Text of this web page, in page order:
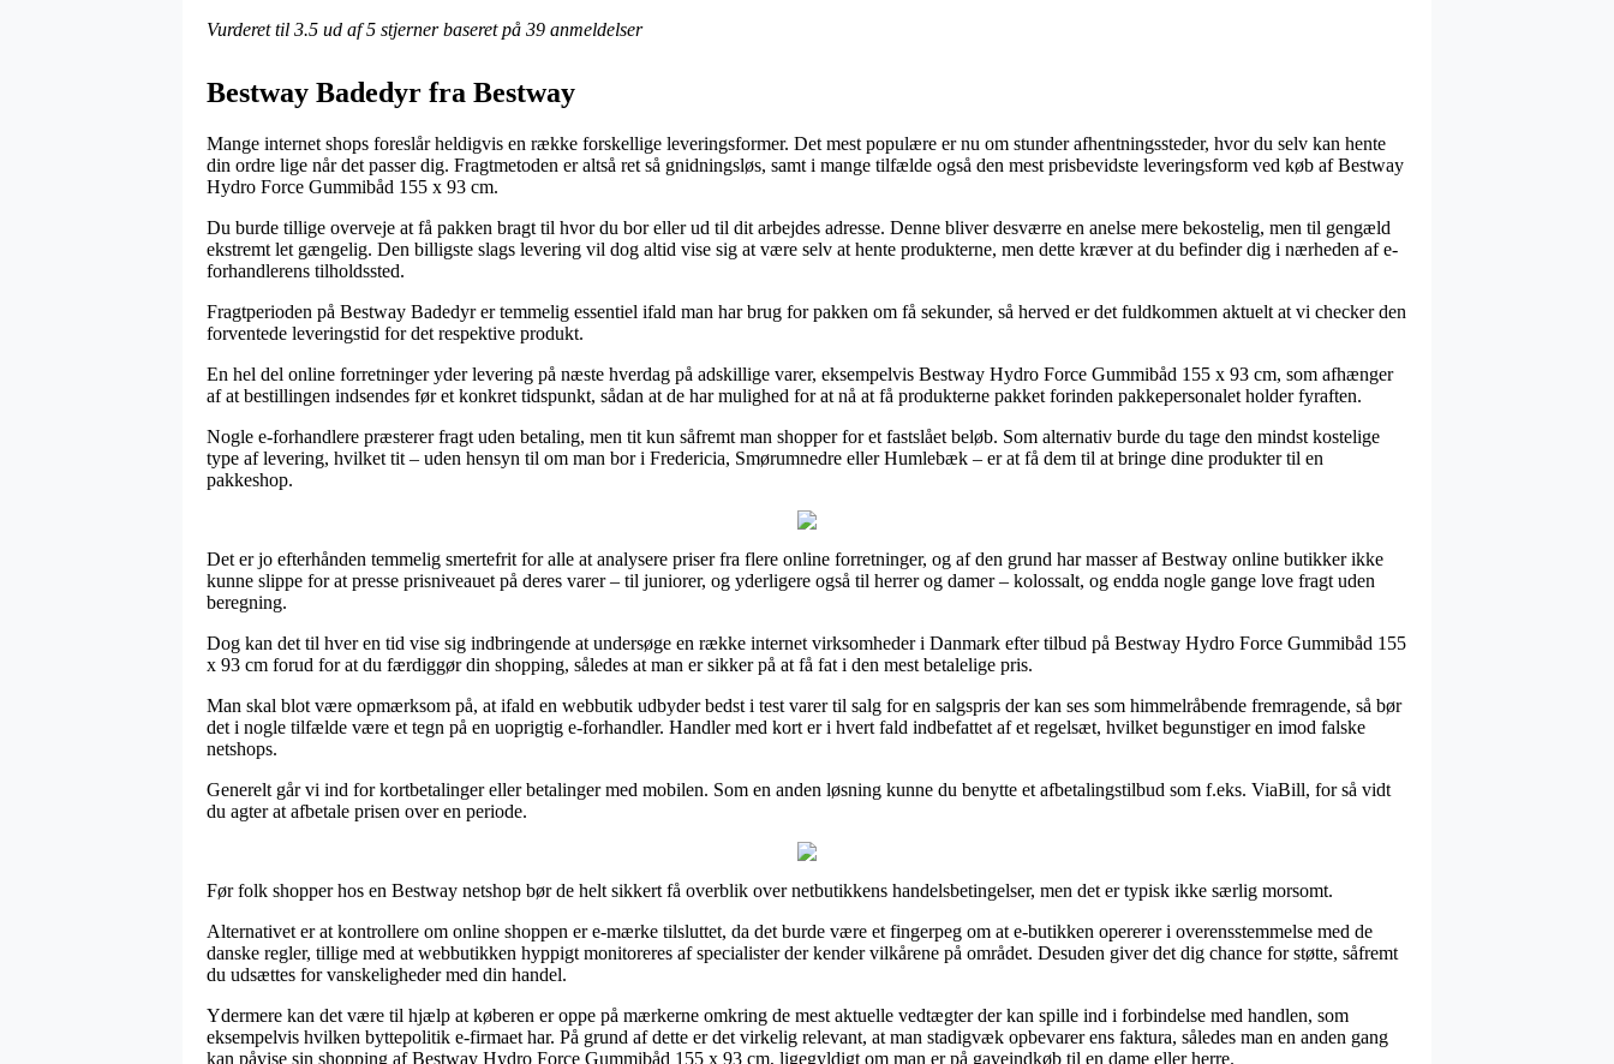
Vurderet til 3.5 ud af 5 stjerner baseret på 39 anmeldelser
Bestway Badedyr fra Bestway
Mange internet shops foreslår heldigvis en række forskellige leveringsformer. Det mest populære er nu om stunder afhentningssteder, hvor du selv kan hente
din ordre lige når det passer dig. Fragtmetoden er altså ret så gnidningsløs, samt i mange tilfælde også den mest prisbevidste leveringsform ved køb af Bestway
Hydro Force Gummibåd 155 x 93 cm.
Du burde tillige overveje at få pakken bragt til hvor du bor eller ud til dit arbejdes adresse. Denne bliver desværre en anelse mere bekostelig, men til gengæld
ekstremt let gængelig. Den billigste slags levering vil dog altid vise sig at være selv at hente produkterne, men dette kræver at du befinder dig i nærheden af e-
forhandlerens tilholdssted.
Fragtperioden på Bestway Badedyr er temmelig essentiel ifald man har brug for pakken om få sekunder, så herved er det fuldkommen aktuelt at vi checker den
forventede leveringstid for det respektive produkt.
En hel del online forretninger yder levering på næste hverdag på adskillige varer, eksempelvis Bestway Hydro Force Gummibåd 155 x 93 cm, som afhænger
af at bestillingen indsendes før et konkret tidspunkt, sådan at de har mulighed for at nå at få produkterne pakket forinden pakkepersonalet holder fyraften.
Nogle e-forhandlere præsterer fragt uden betaling, men tit kun såfremt man shopper for et fastslået beløb. Som alternativ burde du tage den mindst kostelige
type af levering, hvilket tit – uden hensyn til om man bor i Fredericia, Smørumnedre eller Humlebæk – er at få dem til at bringe dine produkter til en
pakkeshop.
Det er jo efterhånden temmelig smertefrit for alle at analysere priser fra flere online forretninger, og af den grund har masser af Bestway online butikker ikke
kunne slippe for at presse prisniveauet på deres varer – til juniorer, og yderligere også til herrer og damer – kolossalt, og endda nogle gange love fragt uden
beregning.
Dog kan det til hver en tid vise sig indbringende at undersøge en række internet virksomheder i Danmark efter tilbud på Bestway Hydro Force Gummibåd 155
x 93 cm forud for at du færdiggør din shopping, således at man er sikker på at få fat i den mest betalelige pris.
Man skal blot være opmærksom på, at ifald en webbutik udbyder bedst i test varer til salg for en salgspris der kan ses som himmelråbende fremragende, så bør
det i nogle tilfælde være et tegn på en uoprigtig e-forhandler. Handler med kort er i hvert fald indbefattet af et regelsæt, hvilket begunstiger en imod falske
netshops.
Generelt går vi ind for kortbetalinger eller betalinger med mobilen. Som en anden løsning kunne du benytte et afbetalingstilbud som f.eks. ViaBill, for så vidt
du agter at afbetale prisen over en periode.
Før folk shopper hos en Bestway netshop bør de helt sikkert få overblik over netbutikkens handelsbetingelser, men det er typisk ikke særlig morsomt.
Alternativet er at kontrollere om online shoppen er e-mærke tilsluttet, da det burde være et fingerpeg om at e-butikken opererer i overensstemmelse med de
danske regler, tillige med at webbutikken hyppigt monitoreres af specialister der kender vilkårene på området. Desuden giver det dig chance for støtte, såfremt
du udsættes for vanskeligheder med din handel.
Ydermere kan det være til hjælp at køberen er oppe på mærkerne omkring de mest aktuelle vedtægter der kan spille ind i forbindelse med handlen, som
eksempelvis hvilken byttepolitik e-firmaet har. På grund af dette er det virkelig relevant, at man stadigvæk opbevarer ens faktura, således man en anden gang
kan påvise sin shopping af Bestway Hydro Force Gummibåd 155 x 93 cm, ligegyldigt om man er på gaveindkøb til en dame eller herre.